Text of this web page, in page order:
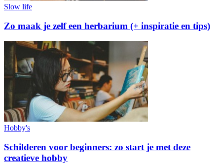
Slow life
Zo maak je zelf een herbarium (+ inspiratie en tips)
Hobby's
Schilderen voor beginners: zo start je met deze
creatieve hobby